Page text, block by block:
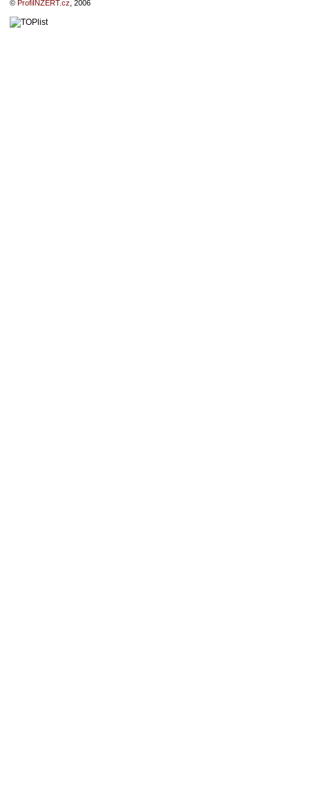
© ProfiINZERT.cz , 2006